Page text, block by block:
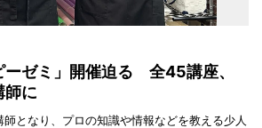
ーゼミ」開催迫る 全45講座、
師に
となり、プロの知識や情報などを教える少人